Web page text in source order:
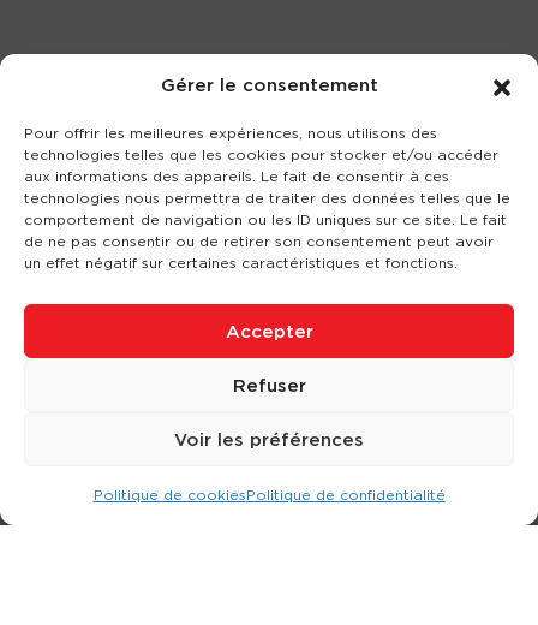
Gérer le consentement
Pour offrir les meilleures expériences, nous utilisons des
technologies telles que les cookies pour stocker et/ou accéder
aux informations des appareils. Le fait de consentir à ces
technologies nous permettra de traiter des données telles que le
comportement de navigation ou les ID uniques sur ce site. Le fait
de ne pas consentir ou de retirer son consentement peut avoir
un effet négatif sur certaines caractéristiques et fonctions.
Accepter
Refuser
Voir les préférences
Politique de cookiesPolitique de confidentialité